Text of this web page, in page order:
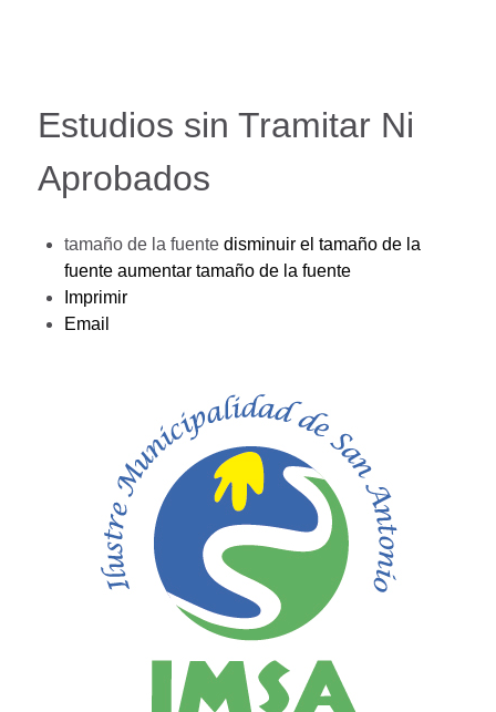
Estudios sin Tramitar Ni
Aprobados
tamaño de la fuente disminuir el tamaño de la
fuente aumentar tamaño de la fuente
Imprimir
Email